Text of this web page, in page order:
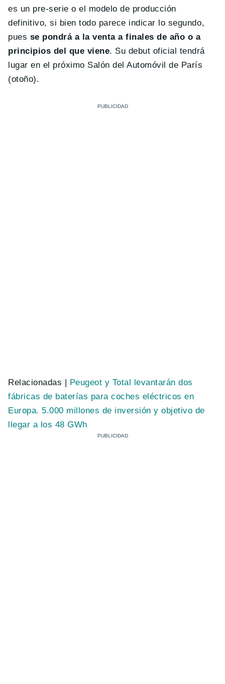
es un pre-serie o el modelo de producción
definitivo, si bien todo parece indicar lo segundo,
pues se pondrá a la venta a finales de año o a
principios del que viene. Su debut oficial tendrá
lugar en el próximo Salón del Automóvil de París
(otoño).
Relacionadas | Peugeot y Total levantarán dos
fábricas de baterías para coches eléctricos en
Europa. 5.000 millones de inversión y objetivo de
llegar a los 48 GWh